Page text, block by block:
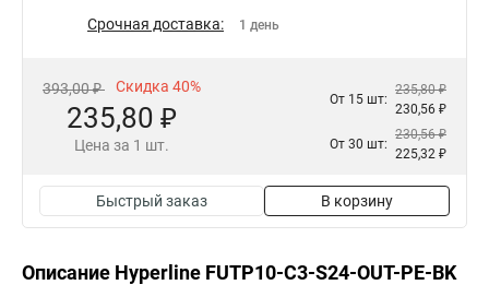
Срочная доставка: 1 день
393,00 ₽ Скидка 40%
235,80 ₽
Цена за 1 шт.
От 15 шт:
235,80 ₽
230,56 ₽
От 30 шт:
230,56 ₽
225,32 ₽
Быстрый заказ В корзину
Описание Hyperline FUTP10-C3-S24-OUT-PE-BK